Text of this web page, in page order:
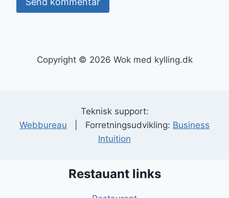
Copyright © 2026 Wok med kylling.dk
Teknisk support:
Webbureau | Forretningsudvikling: Business
Intuition
Restauant links